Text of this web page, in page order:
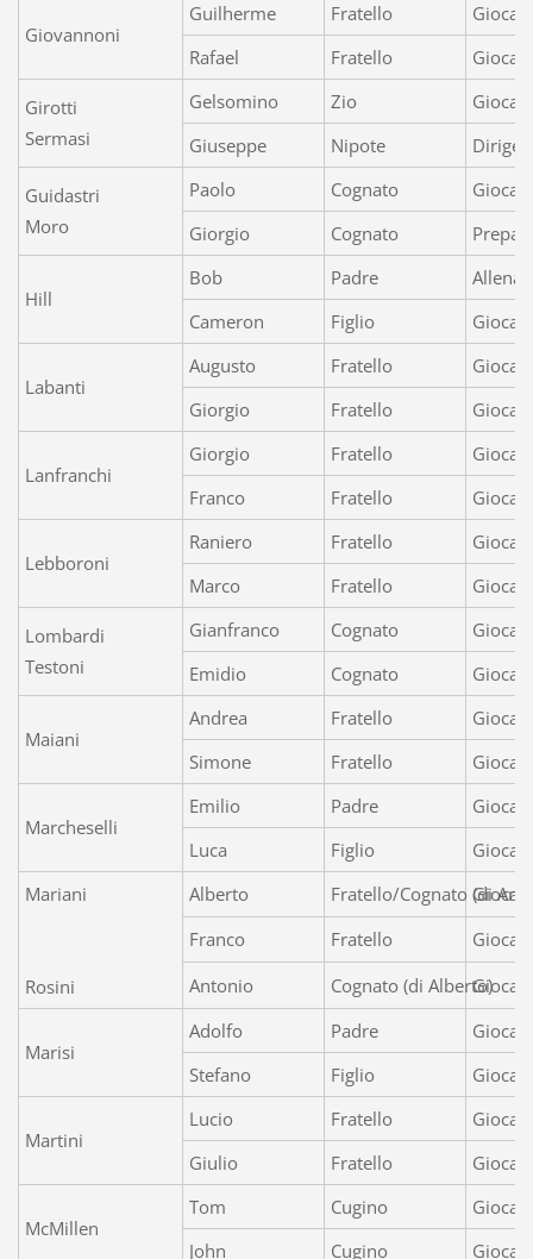
Giovannoni
Guilherme Fratello
Rafael
Fratello
Girotti
Sermasi
Gelsomino Zio
Giuseppe
Nipote
Guidastri
Moro
Paolo Cognato
Giorgio
Cognato
Hill
Bob Padre
Cameron
Figlio
Labanti
Augusto Fratello
Giorgio
Fratello
Lanfranchi
Giorgio Fratello
Franco
Fratello
Lebboroni
Raniero Fratello
Marco
Fratello
Lombardi
Testoni
Gianfranco Cognato
Emidio
Cognato
Maiani
Andrea Fratello
Simone
Fratello
Marcheselli
Emilio Padre
Luca
Figlio
Mariani
Rosini
Alberto Fratello/Cognato (di
Franco
Fratello
Antonio
Cognato (di Alberto)
Marisi
Adolfo Padre
Stefano
Figlio
Martini
Lucio Fratello
Giulio
Fratello
McMillen
Tom Cugino
John
Cugino